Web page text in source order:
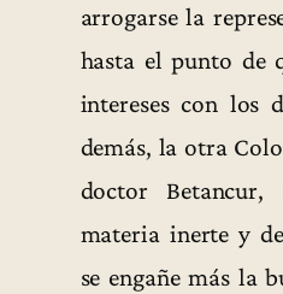
arrogarse la
hasta el punto de
intereses con los
demás, la otra
doctor Betancur,
materia inerte y
se engañe más la